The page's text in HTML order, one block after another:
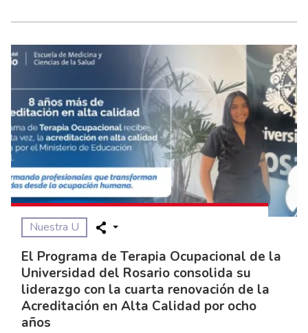
Nuestra U
El Programa de Terapia Ocupacional de la
Universidad del Rosario consolida su
liderazgo con la cuarta renovación de la
Acreditación en Alta Calidad por ocho
años